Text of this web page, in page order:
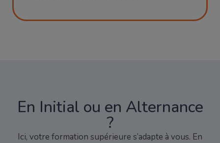
En Initial ou en Alternance
?
Ici, votre formation supérieure s’adapte à vous. En